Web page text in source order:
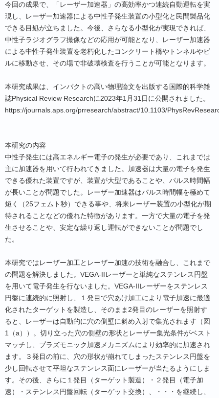
今回の成果で、「レーザー加速器」の高効率かつ連続自動運転を実
現し、レーザー加速器による中性子発生装置の小型化と民間製品化
できる目処が立ちました。今後、さらなる小型化が実現できれば、
中性子ラジオグラフ撮像などの応用が可能となり、レーザー加速器
による中性子発生装置を老朽化したコンクリート橋やトンネルやビ
ルに移動させ、その場で非破壊検査を行うことが可能となります。
本研究成果は、インパクトの高い物理論文を出版する国際的科学雑
誌Physical Review Researchに2023年1月31日に公開されました。
https://journals.aps.org/prresearch/abstract/10.1103/
本研究の内容
中性子発生には高エネルギー電子の発生が必要であり、これまでは
主に加速器を用いて行われてきました。加速器は大量の電子を発生
できる優れた装置ですが、装置が大型であることや、パルス時間幅
が長いことが問題でした。レーザー加速器はパルス時間幅を極めて
短く（25フェムト秒）できる事や、将来レーザー装置の小型化が期
待されることなどの優れた特徴があります。一方で大量の電子を発
生させることや、安定な繰り返し運転ができないことが問題でし
た。
本研究ではレーザー加工とレーザー加速の技術を融合し、これまで
の問題を解決しました。VEGA-IIレーザーと単純なステンレス円盤
を用いて電子発生を行ないました。VEGA-IIレーザーをステンレス
円盤に連続的に照射し、１発目で穴あけ加工により電子加速に最適
化されたターゲットを製造し、そのまま2発目のレーザーを照射す
ると、レーザーは自動的に穴の側壁に斜め入射で集光されます（図
1（a））。切り立った穴の側壁の形状とレーザー集光条件がベスト
マッチし、プラズモニック加速メカニズムにより効率的に加速され
ます。３発目の前に、穴の形状が崩れてしまったステンレス円盤を
少し回転させて平坦なステンレス面にレーザーが当たるようにしま
す。その後、さらに１発目（ターゲット製造）・２発目（電子加
速）・ステンレス円盤回転（ターゲット交換）、・・・を継続し、